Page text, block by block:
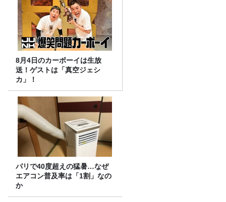
8月4日のカーボーイは生放
送！ゲストは「真空ジェシ
カ」！
パリで40度超えの猛暑…なぜ
エアコン普及率は「1割」なの
か